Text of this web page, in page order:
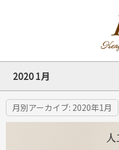
2020 1月
月別アーカイブ: 2020年1月